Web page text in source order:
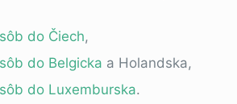
do Čiech,
do Belgicka a Holandska,
do Luxemburska.